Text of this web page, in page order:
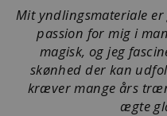
Mit yndlingsmateriale
passion for mig i
magisk, og jeg
skønhed der kan
kræver mange års
ægte